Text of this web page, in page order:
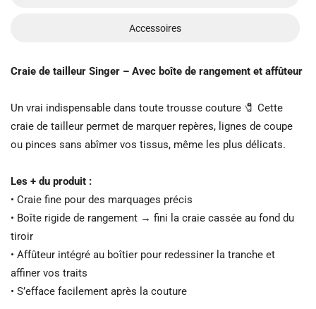
Accessoires
Craie de tailleur Singer – Avec boîte de rangement et affûteur
Un vrai indispensable dans toute trousse couture 🧷 Cette
craie de tailleur permet de marquer repères, lignes de coupe
ou pinces sans abîmer vos tissus, même les plus délicats.
Les + du produit :
• Craie fine pour des marquages précis
• Boîte rigide de rangement → fini la craie cassée au fond du
tiroir
• Affûteur intégré au boîtier pour redessiner la tranche et
affiner vos traits
• S’efface facilement après la couture